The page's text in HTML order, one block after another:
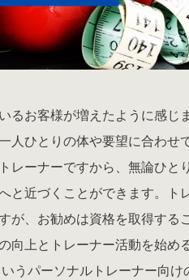
お客様が増えたように感じま
人ひとりの体や要望に合わせ
レーナーですから、無論ひと
と近づくことができます。ト
が、お勧めは資格を取得する
向上とトレーナー活動を始め
うパーソナルトレーナー向け